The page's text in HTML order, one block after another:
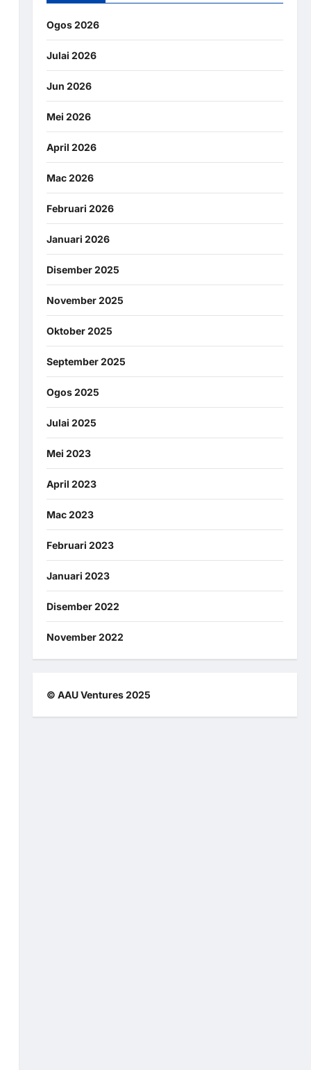
Ogos 2026
Julai 2026
Jun 2026
Mei 2026
April 2026
Mac 2026
Februari 2026
Januari 2026
Disember 2025
November 2025
Oktober 2025
September 2025
Ogos 2025
Julai 2025
Mei 2023
April 2023
Mac 2023
Februari 2023
Januari 2023
Disember 2022
November 2022
© AAU Ventures 2025